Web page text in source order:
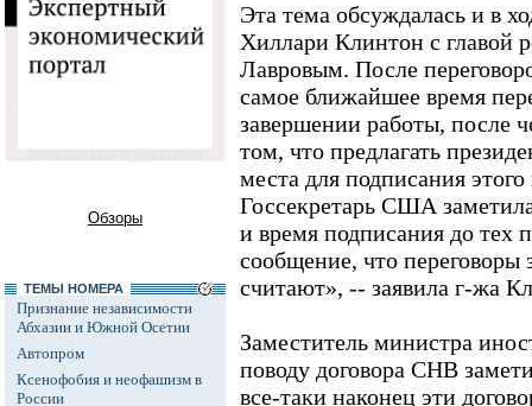
Обзоры
ТЕМЫ НОМЕРА
Признание независимости
Абхазии и Южной Осетии
Автопром
Ксенофобия и неофашизм в
России
Эта тема обсуждалась и в
Хиллари Клинтон с главой
Лавровым. После
самое ближайшее время
завершении работы, после
том, что предлагать
места для подписания
Госсекретарь США
и время подписания до тех
сообщение, что
считают», -- заявила г-жа
Заместитель министра
поводу договора СНВ
все-таки наконец эти